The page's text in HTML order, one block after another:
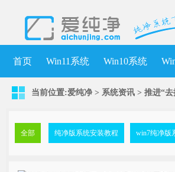
首页 Win11系统 Win10系统
当前位置:爱纯净 > 系统资讯 > 推进“
全部 纯净版系统安装教程 win7纯净版